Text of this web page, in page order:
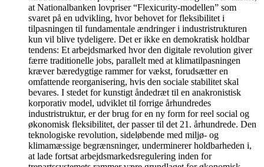
at Nationalbanken lovpriser “Flexicurity-modellen” som
svaret på en udvikling, hvor behovet for fleksibilitet i
tilpasningen til fundamentale ændringer i industristrukturen
kun vil blive tydeligere. Det er ikke en demokratisk holdbar
tendens: Et arbejdsmarked hvor den digitale revolution giver
færre traditionelle jobs, parallelt med at klimatilpasningen
kræver bæredygtige rammer for vækst, forudsætter en
omfattende reorganisering, hvis den sociale stabilitet skal
bevares. I stedet for kunstigt åndedræt til en anakronistisk
korporativ model, udviklet til forrige århundredes
industristruktur, er der brug for en ny form for reel social og
økonomisk fleksibilitet, der passer til det 21. århundrede. Den
teknologiske revolution, sideløbende med miljø- og
klimamæssige begrænsninger, underminerer holdbarheden i,
at lade fortsat arbejdsmarkedsregulering inden for